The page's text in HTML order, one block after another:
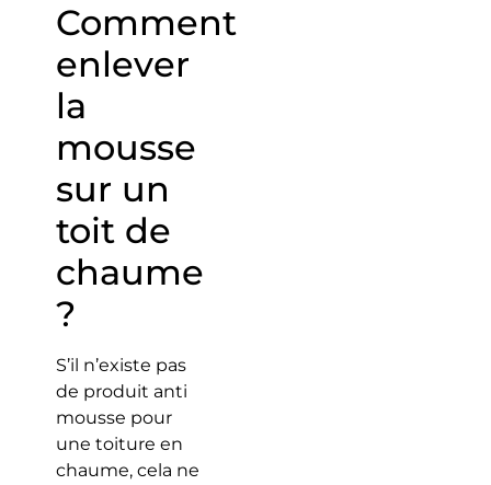
Comment
enlever
la
mousse
sur un
toit de
chaume
?
S’il n’existe pas
de produit anti
mousse pour
une toiture en
chaume, cela ne